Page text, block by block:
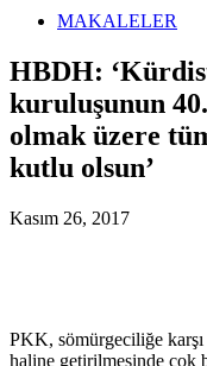
MAKALELER
HBDH:
kuruluşunun
olmak üzere
kutlu olsun’
Kasım 26, 2017
PKK, sömürgeciliğe
haline getirilmesinde çok